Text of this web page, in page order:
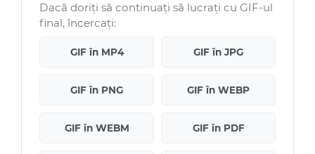
Dacă doriți să continuați să lucrați cu GIF-ul
final, încercați:
GIF în MP4 GIF în JPG
GIF în PNG GIF în WEBP
GIF în WEBM GIF în PDF